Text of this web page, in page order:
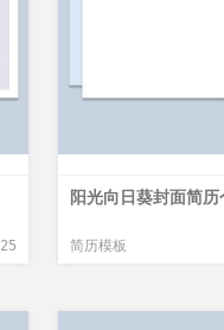
阳光向日葵封面简
简历模板